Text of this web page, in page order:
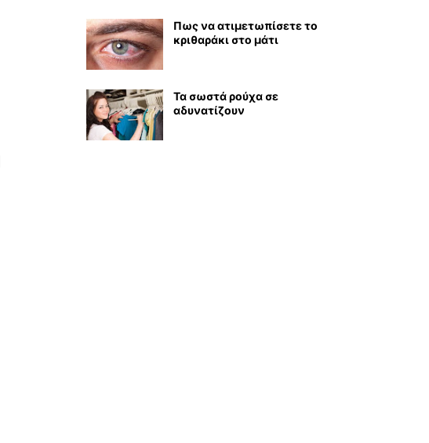
Πως να ατιμετωπίσετε το
κριθαράκι στο μάτι
Τα σωστά ρούχα σε
αδυνατίζουν